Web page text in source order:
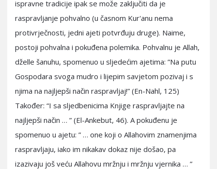
ispravne tradicije ipak se može zaključiti da je
raspravljanje pohvalno (u časnom Kur'anu nema
protivrječnosti, jedni ajeti potvrđuju druge). Naime,
postoji pohvalna i pokuđena polemika. Pohvalnu je Allah,
dželle šanuhu, spomenuo u sljedećim ajetima: ”Na putu
Gospodara svoga mudro i lijepim savjetom pozivaj i s
njima na najljepši način raspravljaj!” (En-Nahl, 125)
Također: “I sa sljedbenicima Knjige raspravljajte na
najljepši način … ” (El-Ankebut, 46). A pokuđenu je
spomenuo u ajetu: ” … one koji o Allahovim znamenjima
raspravljaju, iako im nikakav dokaz nije došao, pa
izazivaju još veću Allahovu mržnju i mržnju vjernika … ”